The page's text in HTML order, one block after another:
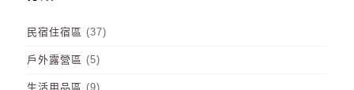
民宿住宿區 (37)
戶外露營區 (5)
生活用品區 (9)